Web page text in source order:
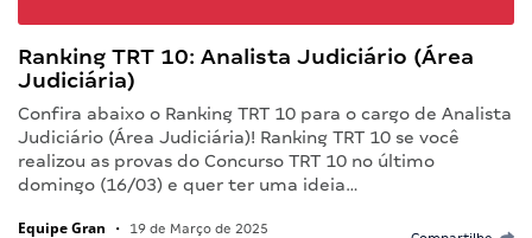
Ranking TRT 10: Analista Judiciário (Área
Judiciária)
Confira abaixo o Ranking TRT 10 para o cargo de Analista
Judiciário (Área Judiciária)! Ranking TRT 10 se você
realizou as provas do Concurso TRT 10 no último
domingo (16/03) e quer ter uma ideia…
Equipe Gran • 19 de Março de 2025